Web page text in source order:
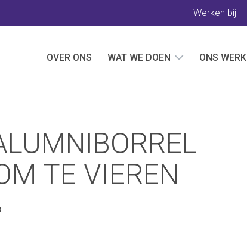
Werken bij
OVER ONS WAT WE DOEN ONS WERK
TE VIEREN